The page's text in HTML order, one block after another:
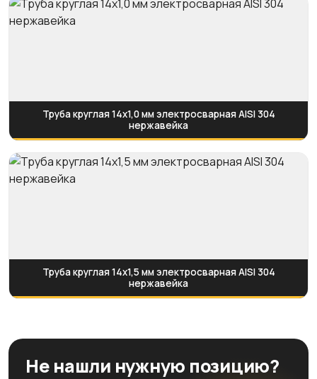
Труба круглая 14х1,0 мм электросварная AISI 304
нержавейка
Труба круглая 14х1,5 мм электросварная AISI 304
нержавейка
Не нашли нужную позицию?